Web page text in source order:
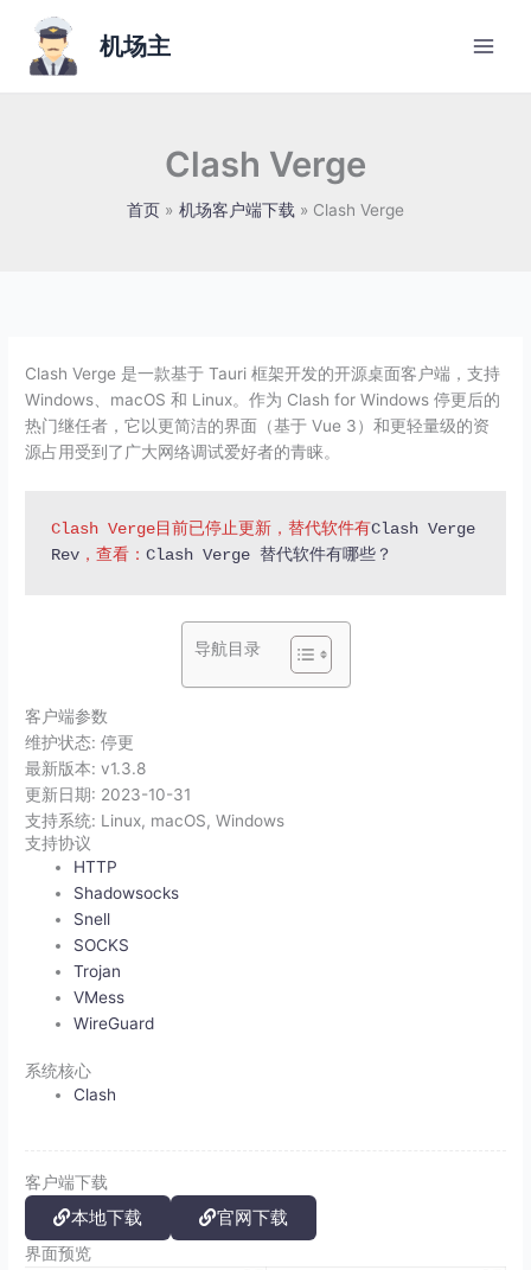
机场主
Clash Verge
首页 机场客户端下载 Clash Verge
Clash Verge 是一款基于 Tauri 框架开发的开源桌面客户端，支持
Windows、macOS 和 Linux。作为 Clash for Windows 停更后的
热门继任者，它以更简洁的界面（基于 Vue 3）和更轻量级的资
源占用受到了广大网络调试爱好者的青睐。
Clash Verge目前已停止更新，替代软件有Clash Verge
Rev，查看： Clash Verge 替代软件有哪些？
导航目录
客户端参数
维护状态:停更
最新版本:v1.3.8
更新日期: 2023-10-31
支持系统: Linux, macOS, Windows
支持协议
HTTP
Shadowsocks
Snell
SOCKS
Trojan
VMess
WireGuard
系统核心
Clash
客户端下载
本地下载 官网下载
界面预览